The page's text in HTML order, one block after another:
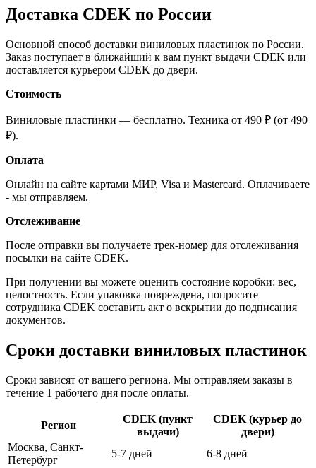
Доставка CDEK по России
Основной способ доставки виниловых пластинок по России.
Заказ поступает в ближайший к вам пункт выдачи CDEK или
доставляется курьером CDEK до двери.
Стоимость
Виниловые пластинки — бесплатно. Техника от 490 ₽ (от 490
₽).
Оплата
Онлайн на сайте картами МИР, Visa и Mastercard. Оплачиваете
- мы отправляем.
Отслеживание
После отправки вы получаете трек-номер для отслеживания
посылки на сайте CDEK.
При получении вы можете оценить состояние коробки: вес,
целостность. Если упаковка повреждена, попросите
сотрудника CDEK составить акт о вскрытии до подписания
документов.
Сроки доставки виниловых пластинок
Сроки зависят от вашего региона. Мы отправляем заказы в
течение 1 рабочего дня после оплаты.
Регион
CDEK (пункт
выдачи)
CDEK (курьер до
двери)
Москва, Санкт-
Петербург
5-7 дней
6-8 дней